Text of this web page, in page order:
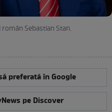
Sebastian Stan.
preferată în Google
pe Discover